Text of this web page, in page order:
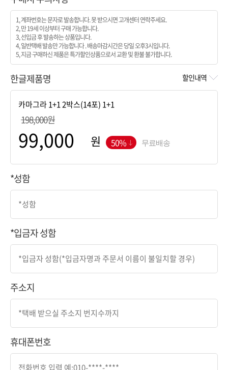
1, 계좌번호는 문자로 발송합니다. 못 받으시면 고개센터 연락주세요.
2, 만 19세 이상부터 구매 가능합니다.
3, 선입금 후 발송하는 상품입니다.
4, 일반택배 발송만 가능합니다 . 배송마감시간은 당일 오후3시입니다.
5, 지금 구매하신 제품은 특가할인상품으로서 교환 및 환불 불가합니다.
한글제품명 할인내역
198,000원
원 50% 무료배송
*성함
*입금자 성함
주소지
휴대폰번호